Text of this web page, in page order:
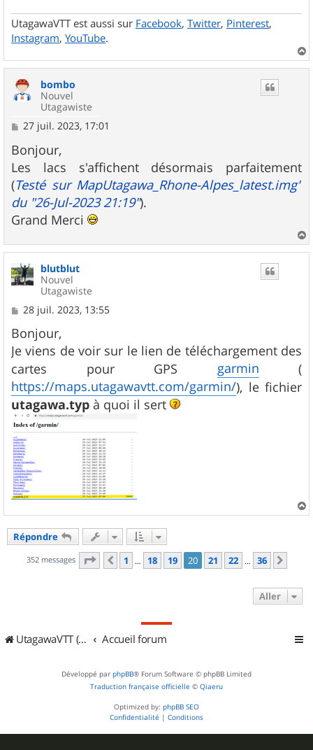
UtagawaVTT est aussi sur Facebook, Twitter, Pinterest,
Instagram, YouTube.
a
bombo
Nouvel
Utagawiste
M
s
s
a
g
e
27 juil. 2023, 17:01
Bonjour,
Les lacs s'affichent désormais parfaitement
(Testé sur MapUtagawa_Rhone-Alpes_latest.img"
du "26-Jul-2023 21:19").
Grand Merci
a
blutblut
Nouvel
Utagawiste
M
s
s
a
g
e
28 juil. 2023, 13:55
Bonjour,
Je viens de voir sur le lien de téléchargement des
cartes pour GPS garmin (
https://maps.utagawavtt.com/garmin/), le fichier
utagawa.typ à quoi il sert
a
Répondre
352 messages Page 20 sur36
Précédent
1 … 18 19 20 21 22 … 36
Aller
UtagawaVTT (Randos VTT et VTTAE avec traces GPS) Accueil forum
Développé par phpBB® Forum Software © phpBB Limited
Traduction française officielle © Qiaeru
Optimized by: phpBB SEO
Confidentialité | Conditions